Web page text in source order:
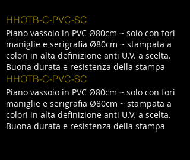
HHOTB-C-PVC-SC
Piano vassoio in PVC Ø80cm ~ solo con fori
maniglie e serigrafia Ø80cm ~ stampata a
colori in alta definizione anti U.V. a scelta.
Buona durata e resistenza della stampa
HHOTB-C-PVC-SC
Piano vassoio in PVC Ø80cm ~ solo con fori
maniglie e serigrafia Ø80cm ~ stampata a
colori in alta definizione anti U.V. a scelta.
Buona durata e resistenza della stampa